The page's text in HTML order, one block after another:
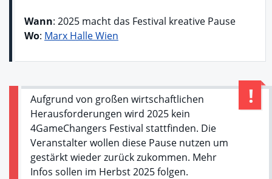
Wann: 2025 macht das Festival kreative Pause
Wo: Marx Halle Wien
Aufgrund von großen wirtschaftlichen
Herausforderungen wird 2025 kein
4GameChangers Festival stattfinden. Die
Veranstalter wollen diese Pause nutzen um
gestärkt wieder zurück zukommen. Mehr
Infos sollen im Herbst 2025 folgen.